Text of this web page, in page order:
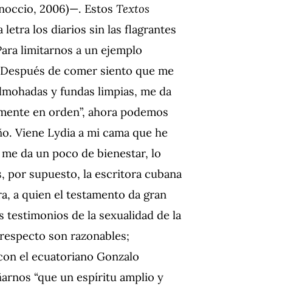
2006)—. Estos Textos
los diarios sin las flagrantes
limitarnos a un ejemplo
de comer siento que me
y fundas limpias, me da
en orden”, ahora podemos
Viene Lydia a mi cama que he
da un poco de bienestar, lo
por supuesto, la escritora cubana
a quien el testamento da gran
testimonios de la sexualidad de la
son razonables;
el ecuatoriano Gonzalo
“que un espíritu amplio y